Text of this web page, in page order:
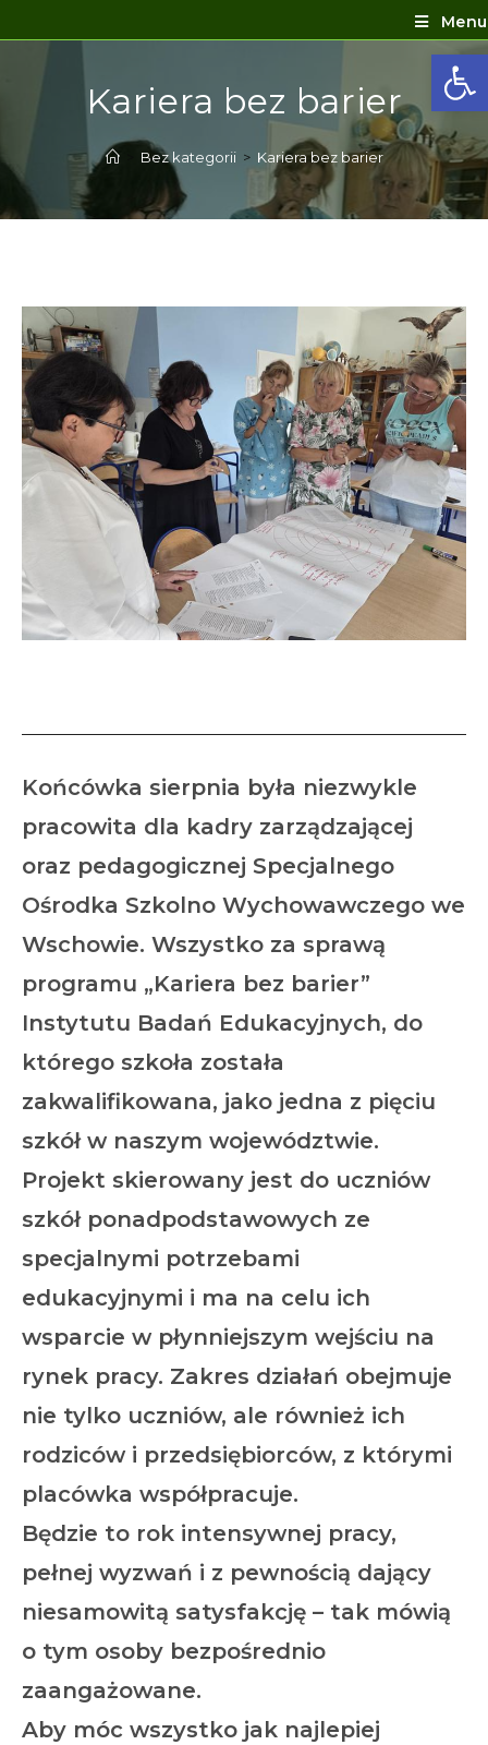
Menu
Kariera bez barier
Bez kategorii > Kariera bez barier
Końcówka sierpnia była niezwykle
pracowita dla kadry zarządzającej
oraz pedagogicznej Specjalnego
Ośrodka Szkolno Wychowawczego we
Wschowie. Wszystko za sprawą
programu „Kariera bez barier”
Instytutu Badań Edukacyjnych, do
którego szkoła została
zakwalifikowana, jako jedna z pięciu
szkół w naszym województwie.
Projekt skierowany jest do uczniów
szkół ponadpodstawowych ze
specjalnymi potrzebami
edukacyjnymi i ma na celu ich
wsparcie w płynniejszym wejściu na
rynek pracy. Zakres działań obejmuje
nie tylko uczniów, ale również ich
rodziców i przedsiębiorców, z którymi
placówka współpracuje.
Będzie to rok intensywnej pracy,
pełnej wyzwań i z pewnością dający
niesamowitą satysfakcję – tak mówią
o tym osoby bezpośrednio
zaangażowane.
Aby móc wszystko jak najlepiej